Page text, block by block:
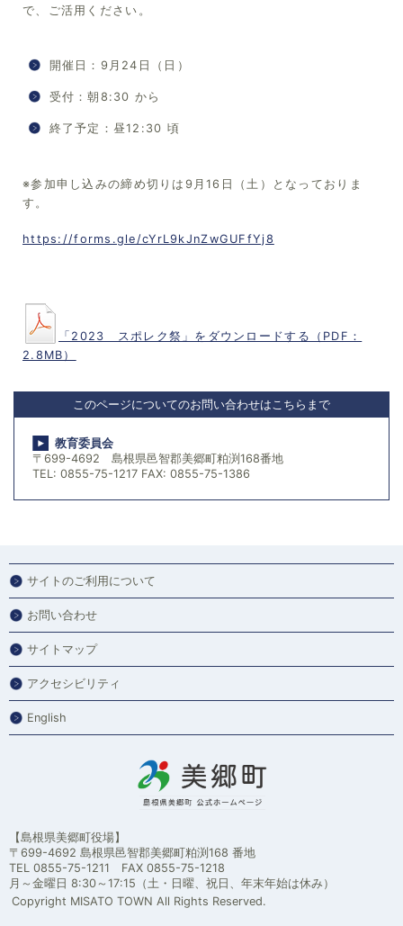
で、ご活用ください。
開催日：9月24日（日）
受付：朝8:30 から
終了予定：昼12:30 頃
※参加申し込みの締め切りは9月16日（土）となっておりま
す。
https://forms.gle/cYrL9kJnZwGUFfYj8
「2023 スポレク祭」をダウンロードする（PDF：
2.8MB）
このページについてのお問い合わせはこちらまで
教育委員会
〒699-4692 島根県邑智郡美郷町粕渕168番地
TEL: 0855-75-1217 FAX: 0855-75-1386
サイトのご利用について
お問い合わせ
サイトマップ
アクセシビリティ
English
【島根県美郷町役場】
〒699-4692 島根県邑智郡美郷町粕渕168 番地
TEL 0855-75-1211 FAX 0855-75-1218
月～金曜日 8:30～17:15（土・日曜、祝日、年末年始は休み）
Copyright MISATO TOWN All Rights Reserved.